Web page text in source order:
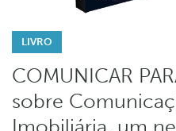
LIVRO
COMUNICAR
sobre